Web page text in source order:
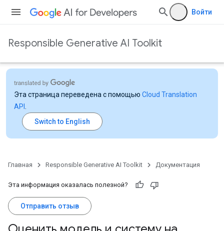
Войти
Responsible Generative AI Toolkit
Эта страница переведена с помощью Cloud Translation
API
Главная Responsible Generative AI Toolkit Документация
Эта информация оказалась полезной?
Отправить отзыв